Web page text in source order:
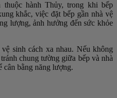
thuộc hành Thủy, trong khi bếp
khắc, việc đặt bếp gần nhà vệ
lượng, ảnh hưởng đến sức khỏe
sinh cách xa nhau. Nếu không
chung tường giữa bếp và nhà
cân bằng năng lượng.